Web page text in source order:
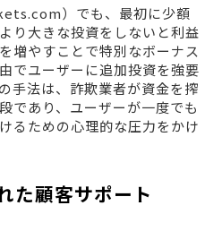
）でも、最初に少額
り大きな投資をしないと利益
増やすことで特別なボーナス
でユーザーに追加投資を強要
手法は、詐欺業者が資金を搾
であり、ユーザーが一度でも
るための心理的な圧力をかけ
た顧客サポート